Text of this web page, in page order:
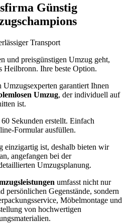
Günstig
Transport
und preisgünstigen Umzug geht,
Heilbronn. Ihre beste Option.
Umzugsexperten garantiert Ihnen
Umzug, der individuell auf
ist.
Sekunden erstellt. Einfach
Formular ausfüllen.
einzigartig ist, deshalb bieten wir
angefangen bei der
Umzugsplanung.
umfasst nicht nur
persönlichen Gegenstände, sondern
Möbelmontage und
von hochwertigen